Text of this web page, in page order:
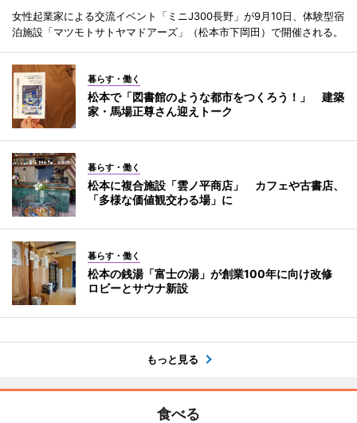
女性起業家による交流イベント「ミニJ300長野」が9月10日、体験型宿
泊施設「マツモトサトヤマドアーズ」（松本市下岡田）で開催される。
暮らす・働く
松本で「図書館のような都市をつくろう！」 建築
家・馬場正尊さん迎えトーク
暮らす・働く
松本に複合施設「雲ノ平商店」 カフェや古書店、
「多様な価値観交わる場」に
暮らす・働く
松本の銭湯「富士の湯」が創業100年に向け改修
ロビーとサウナ新設
もっと見る
食べる